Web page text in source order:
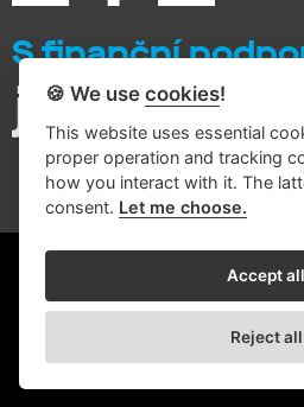
S finanční
© 2026 Intemac
Zásady zpracování
🍪 We usecookies!
This website uses essential
proper operation and tracking
how you interact with it. The
consent. Let me choose.
Accept all
Reject all